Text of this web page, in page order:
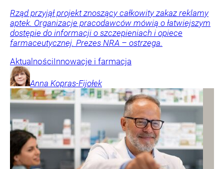
Rząd przyjął projekt znoszący całkowity zakaz reklamy
aptek. Organizacje pracodawców mówią o łatwiejszym
dostępie do informacji o szczepieniach i opiece
farmaceutycznej. Prezes NRA – ostrzega.
AktualnościInnowacje i farmacja
Anna Kopras-Fijołek